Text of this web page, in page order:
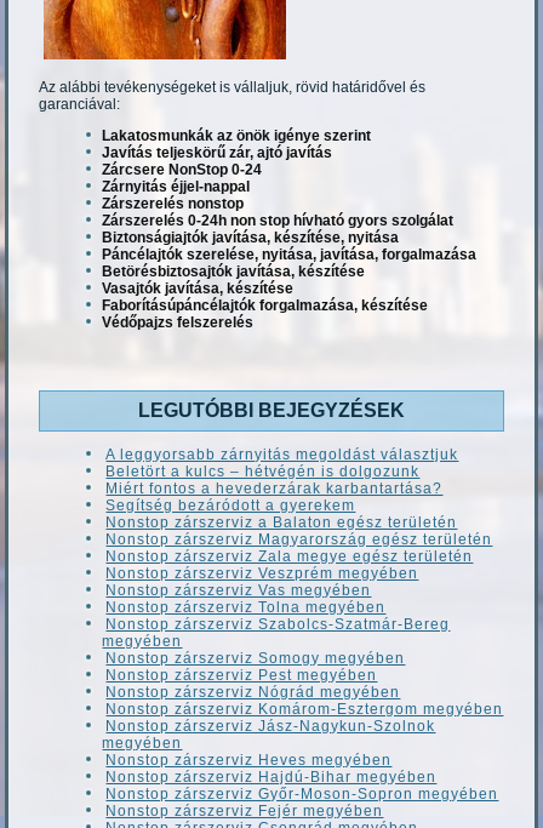
Az alábbi tevékenységeket is vállaljuk, rövid határidővel és
garanciával:
Lakatosmunkák az önök igénye szerint
Javítás teljeskörű zár, ajtó javítás
Zárcsere NonStop 0-24
Zárnyitás éjjel-nappal
Zárszerelés nonstop
Zárszerelés 0-24h non stop hívható gyors szolgálat
Biztonságiajtók javítása, készítése, nyitása
Páncélajtók szerelése, nyitása, javítása, forgalmazása
Betörésbiztosajtók javítása, készítése
Vasajtók javítása, készítése
Faborításúpáncélajtók forgalmazása, készítése
Védőpajzs felszerelés
LEGUTÓBBI BEJEGYZÉSEK
A leggyorsabb zárnyitás megoldást választjuk
Beletört a kulcs – hétvégén is dolgozunk
Miért fontos a hevederzárak karbantartása?
Segítség bezáródott a gyerekem
Nonstop zárszerviz a Balaton egész területén
Nonstop zárszerviz Magyarország egész területén
Nonstop zárszerviz Zala megye egész területén
Nonstop zárszerviz Veszprém megyében
Nonstop zárszerviz Vas megyében
Nonstop zárszerviz Tolna megyében
Nonstop zárszerviz Szabolcs-Szatmár-Bereg
megyében
Nonstop zárszerviz Somogy megyében
Nonstop zárszerviz Pest megyében
Nonstop zárszerviz Nógrád megyében
Nonstop zárszerviz Komárom-Esztergom megyében
Nonstop zárszerviz Jász-Nagykun-Szolnok
megyében
Nonstop zárszerviz Heves megyében
Nonstop zárszerviz Hajdú-Bihar megyében
Nonstop zárszerviz Győr-Moson-Sopron megyében
Nonstop zárszerviz Fejér megyében